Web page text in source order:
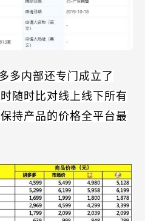
多内部还专门成立了
随时比对线上线下所有
持产品的价格全平台最